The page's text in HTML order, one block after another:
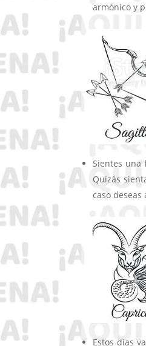
armónico y
Sientes una
Quizás
caso
Estos días